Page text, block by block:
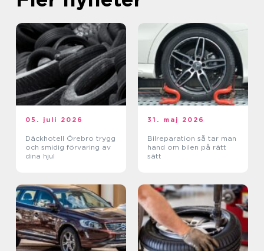
05. juli 2026
Däckhotell Örebro trygg
och smidig förvaring av
dina hjul
31. maj 2026
Bilreparation så tar man
hand om bilen på rätt
sätt